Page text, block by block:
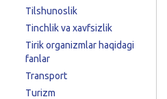
Tilshunoslik
Tinchlik va xavfsizlik
Tirik organizmlar haqidagi
fanlar
Transport
Turizm